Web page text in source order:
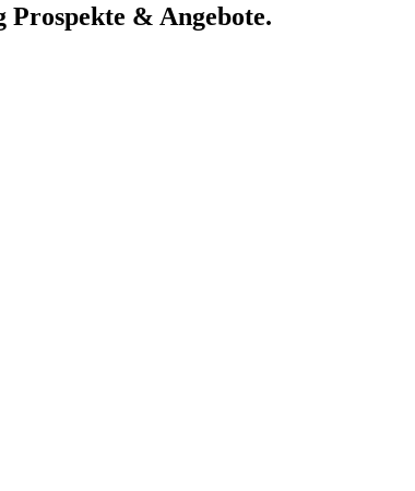
& Angebote.